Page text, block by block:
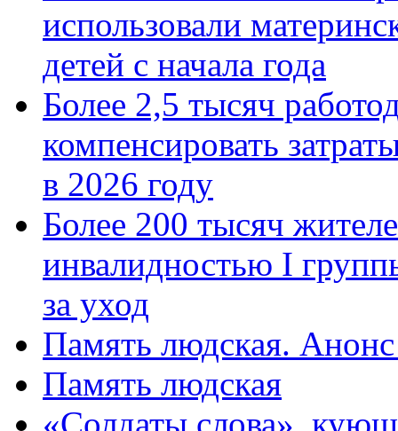
использовали
детей с начала года
Более 2,5 тысяч
компенсировать
в 2026 году
Более 200 тысяч
инвалидностью I
за уход
Память людская.
Память людская
«Солдаты слова»,